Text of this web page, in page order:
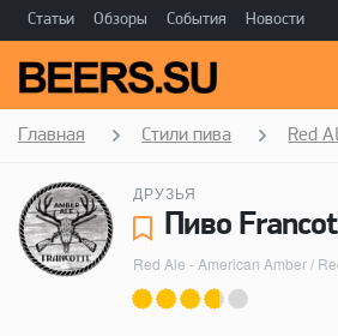
Статьи Обзоры События Новости
Главная Стили пива Red
ДРУЗЬЯ
Пиво
Red Ale - American Amber /